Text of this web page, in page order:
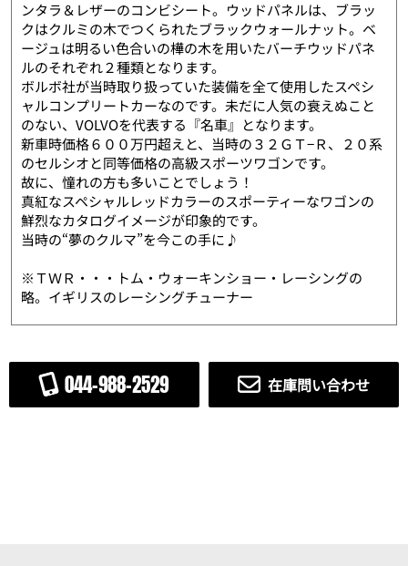
ンタラ＆レザーのコンビシート。ウッドパネルは、ブラッ
クはクルミの木でつくられたブラックウォールナット。ベ
ージュは明るい色合いの樺の木を用いたバーチウッドパネ
ルのそれぞれ２種類となります。
ボルボ社が当時取り扱っていた装備を全て使用したスペシ
ャルコンプリートカーなのです。未だに人気の衰えぬこと
のない、VOLVOを代表する『名車』となります。
新車時価格６００万円超えと、当時の３２ＧＴ−Ｒ、２０系
のセルシオと同等価格の高級スポーツワゴンです。
故に、憧れの方も多いことでしょう！
真紅なスペシャルレッドカラーのスポーティーなワゴンの
鮮烈なカタログイメージが印象的です。
当時の“夢のクルマ”を今この手に♪
※ＴＷＲ・・・トム・ウォーキンショー・レーシングの
略。イギリスのレーシングチューナー
044-988-2529 在庫問い合わせ